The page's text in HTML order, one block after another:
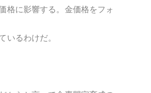
格に影響する。金価格をフォ
いるわけだ。